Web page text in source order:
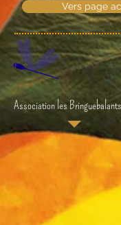
Vers page
Association les